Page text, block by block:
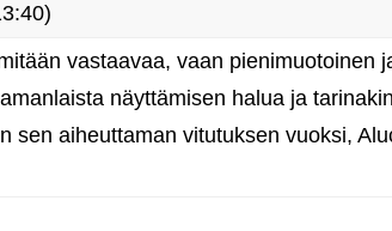
vastaavaa, vaan pienimuotoinen
näyttämisen halua ja
sen aiheuttaman vitutuksen vuoksi,